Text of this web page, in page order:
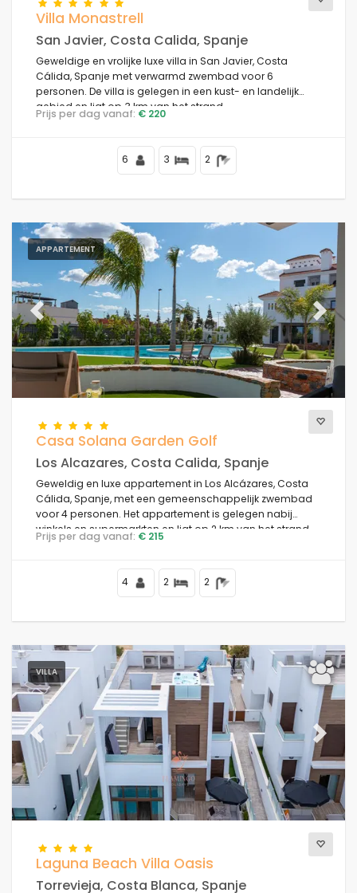
Villa Monastrell
San Javier, Costa Calida, Spanje
Geweldige en vrolijke luxe villa in San Javier, Costa
Cálida, Spanje met verwarmd zwembad voor 6
personen. De villa is gelegen in een kust- en landelijk
gebied en ligt op 3 km van het strand.
Prijs per dag vanaf: € 220
6 3 2
APPARTEMENT
Previous Next
Casa Solana Garden Golf
Los Alcazares, Costa Calida, Spanje
Geweldig en luxe appartement in Los Alcázares, Costa
Cálida, Spanje, met een gemeenschappelijk zwembad
voor 4 personen. Het appartement is gelegen nabij
winkels en supermarkten en ligt op 2 km van het strand.
Prijs per dag vanaf: € 215
4 2 2
VILLA
Previous Next
Laguna Beach Villa Oasis
Torrevieja, Costa Blanca, Spanje